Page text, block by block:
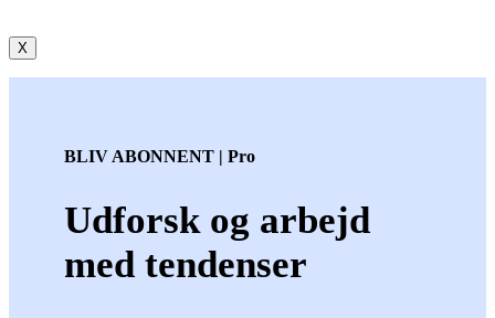
X
BLIV ABONNENT | Pro
Udforsk og arbejd
med tendenser